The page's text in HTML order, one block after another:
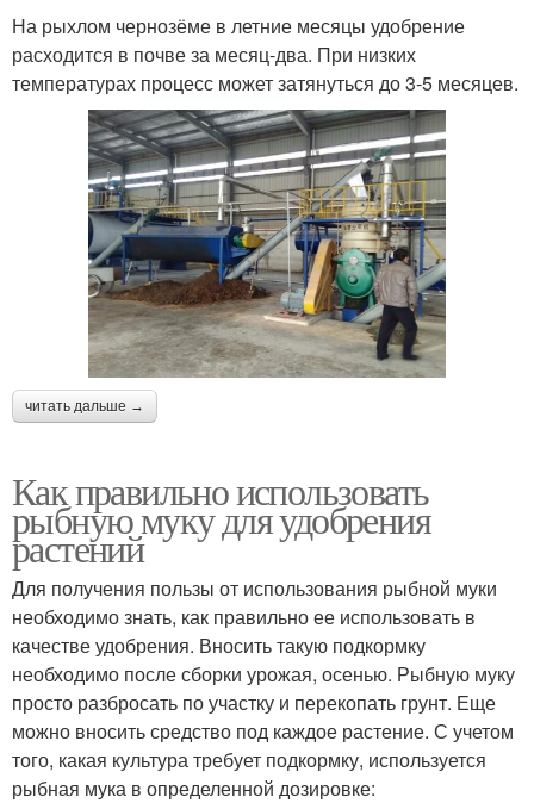
На рыхлом чернозёме в летние месяцы удобрение
расходится в почве за месяц-два. При низких
температурах процесс может затянуться до 3-5 месяцев.
читать дальше →
Как правильно использовать
рыбную муку для удобрения
растений
Для получения пользы от использования рыбной муки
необходимо знать, как правильно ее использовать в
качестве удобрения. Вносить такую подкормку
необходимо после сборки урожая, осенью. Рыбную муку
просто разбросать по участку и перекопать грунт. Еще
можно вносить средство под каждое растение. С учетом
того, какая культура требует подкормку, используется
рыбная мука в определенной дозировке: